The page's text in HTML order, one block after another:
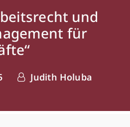
und
für
Judith Holuba